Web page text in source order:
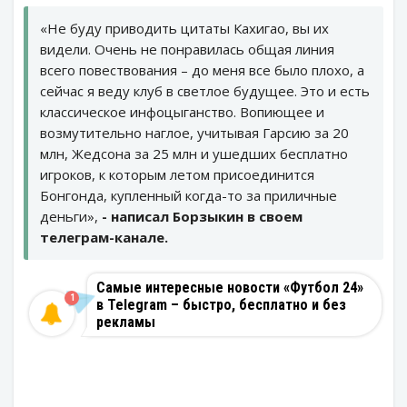
«Не буду приводить цитаты Кахигао, вы их
видели. Очень не понравилась общая линия
всего повествования – до меня все было плохо, а
сейчас я веду клуб в светлое будущее. Это и есть
классическое инфоцыганство. Вопиющее и
возмутительно наглое, учитывая Гарсию за 20
млн, Жедсона за 25 млн и ушедших бесплатно
игроков, к которым летом присоединится
Бонгонда, купленный когда-то за приличные
деньги», - написал Борзыкин в своем
телеграм-канале.
Самые интересные новости «Футбол 24»
в Telegram – быстро, бесплатно и без
рекламы
1